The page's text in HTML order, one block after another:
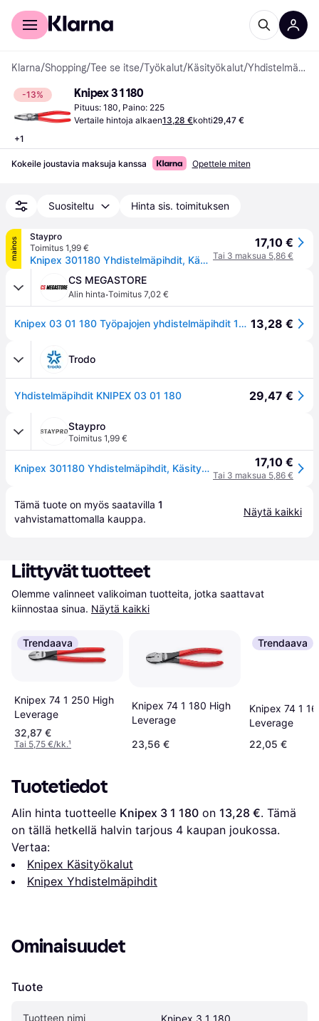
Kuluttajille
Klarna/Shopping/Tee se itse/Työkalut/Käsityökalut/ Yhdistelmäpihdit
-13%
+1
Knipex 3 1 180
Pituus: 180, Paino: 225
Vertaile hintoja alkaen13,28 €kohti29,47 €
Kokeile joustavia maksuja kanssa Opettele miten
Suositeltu Hinta sis. toimituksen
mainos
Staypro
Toimitus 1,99 €
Knipex 301180 Yhdistelmäpihdit, Käsityökalut
17,10 €
Tai 3 maksua 5,86 €
CS MEGASTORE
Alin hinta·Toimitus 7,02 €
Knipex 03 01 180 Työpajojen yhdistelmäpihdit 180 mm DIN ISO 5746 13,28 €
Trodo
Yhdistelmäpihdit KNIPEX 03 01 180 29,47 €
Staypro
Toimitus 1,99 €
Knipex 301180 Yhdistelmäpihdit, Käsityökalut 17,10 €
Tai 3 maksua 5,86 €
Tämä tuote on myös saatavilla 1
vahvistamattomalla kauppa.
Näytä kaikki
Liittyvät tuotteet
Olemme valinneet valikoiman tuotteita, jotka saattavat
kiinnostaa sinua. Näytä kaikki
Trendaava
Knipex 74 1 250 High
Leverage
32,87 €
Tai 5,75 €/kk.¹
Knipex 74 1 180 High
Leverage
23,56 €
Trendaava
Knipex 74 1
Leverage
22,05 €
Tuotetiedot
Alin hinta tuotteelle Knipex 3 1 180 on 13,28 €. Tämä
on tällä hetkellä halvin tarjous 4 kaupan joukossa.
Vertaa:
Knipex Käsityökalut
Knipex Yhdistelmäpihdit
Ominaisuudet
Tuote
Tuotteen nimi Knipex 3 1 180